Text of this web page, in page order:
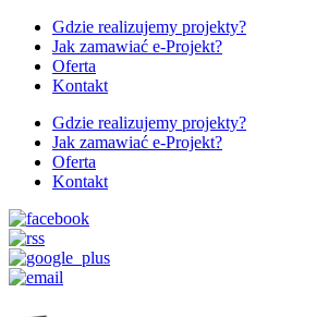
Gdzie realizujemy projekty?
Jak zamawiać e-Projekt?
Oferta
Kontakt
Gdzie realizujemy projekty?
Jak zamawiać e-Projekt?
Oferta
Kontakt